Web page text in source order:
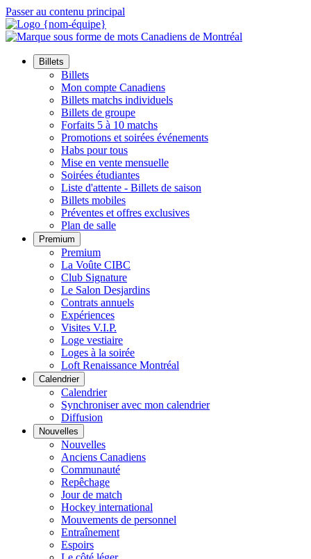
Passer au contenu principal
Billets
Billets
Mon compte Canadiens
Billets matchs individuels
Billets de groupe
Forfaits 5 à 10 matchs
Promotions et soirées événements
Habs pour tous
Mise en vente mensuelle
Soirées étudiantes
Liste d'attente - Billets de saison
Billets mobiles
Préventes et offres exclusives
Plan de salle
Premium
Premium
La Voûte CIBC
Club Signature
Le Salon Desjardins
Contrats annuels
Expériences
Visites V.I.P.
Loge vestiaire
Loges à la soirée
Loft Renaissance Montréal
Calendrier
Calendrier
Synchroniser avec mon calendrier
Diffusion
Nouvelles
Nouvelles
Anciens Canadiens
Communauté
Repêchage
Jour de match
Hockey international
Mouvements de personnel
Entraînement
Espoirs